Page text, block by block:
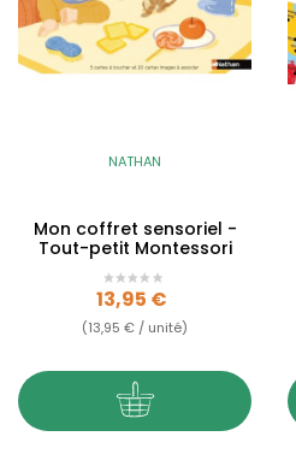
NATHAN
Mon coffret sensoriel -
Tout-petit Montessori
Prix
13,95 €
(13,95 € / unité)